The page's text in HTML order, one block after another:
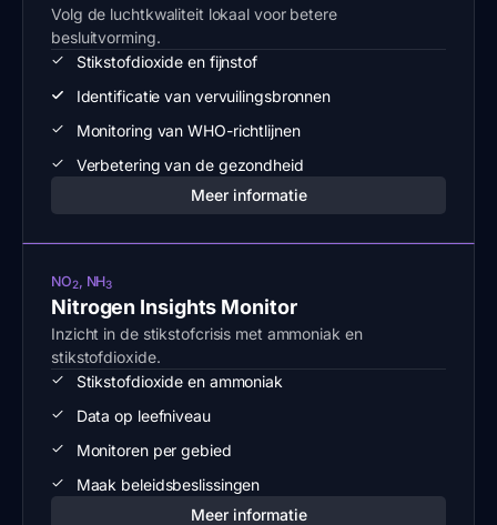
Volg de luchtkwaliteit lokaal voor betere
besluitvorming.
Stikstofdioxide en fijnstof
Identificatie van vervuilingsbronnen
Monitoring van WHO-richtlijnen
Verbetering van de gezondheid
Meer informatie
NO2, NH3
Nitrogen Insights Monitor
Inzicht in de stikstofcrisis met ammoniak en
stikstofdioxide.
Stikstofdioxide en ammoniak
Data op leefniveau
Monitoren per gebied
Maak beleidsbeslissingen
Meer informatie